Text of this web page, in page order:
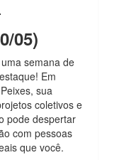
05)
semana de
Em
sua
coletivos e
pode despertar
com pessoas
que você.